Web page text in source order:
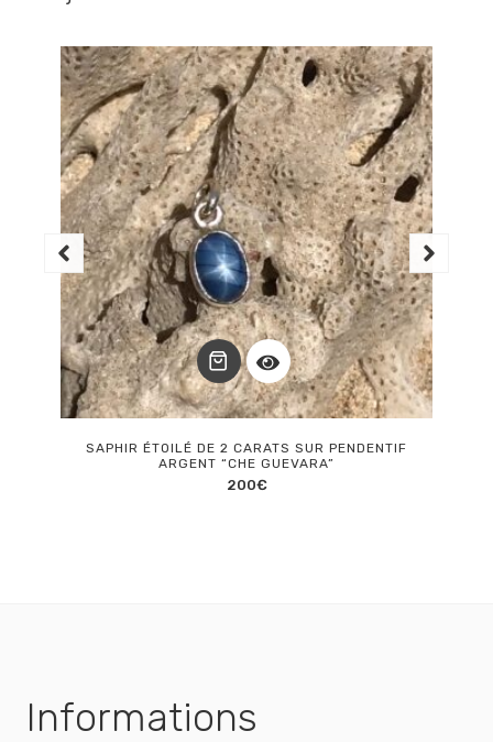
SAPHIR ÉTOILÉ DE 2 CARATS SUR PENDENTIF
ARGENT “CHE GUEVARA”
200€
Informations